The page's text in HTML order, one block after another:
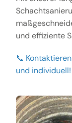
und effiziente
📞
und individuell!